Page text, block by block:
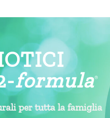
formula®
per tutta la famiglia